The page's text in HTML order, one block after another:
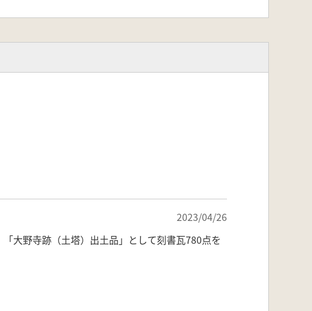
2023/04/26
大野寺跡（土塔）出土品」として刻書瓦780点を